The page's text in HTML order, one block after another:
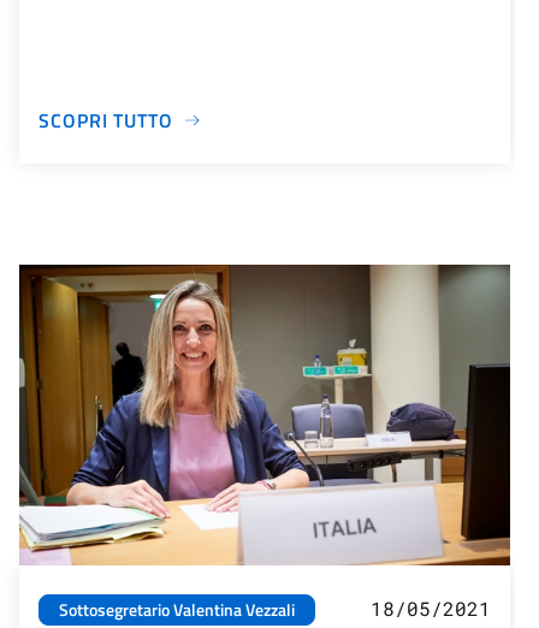
SCOPRI TUTTO
Sottosegretario Valentina Vezzali
18/05/2021